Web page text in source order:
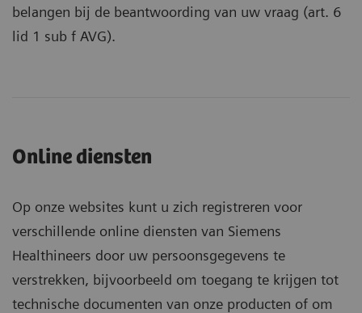
belangen bij de beantwoording van uw vraag (art. 6
lid 1 sub f AVG).
Online diensten
Op onze websites kunt u zich registreren voor
verschillende online diensten van Siemens
Healthineers door uw persoonsgegevens te
verstrekken, bijvoorbeeld om toegang te krijgen tot
technische documenten van onze producten of om